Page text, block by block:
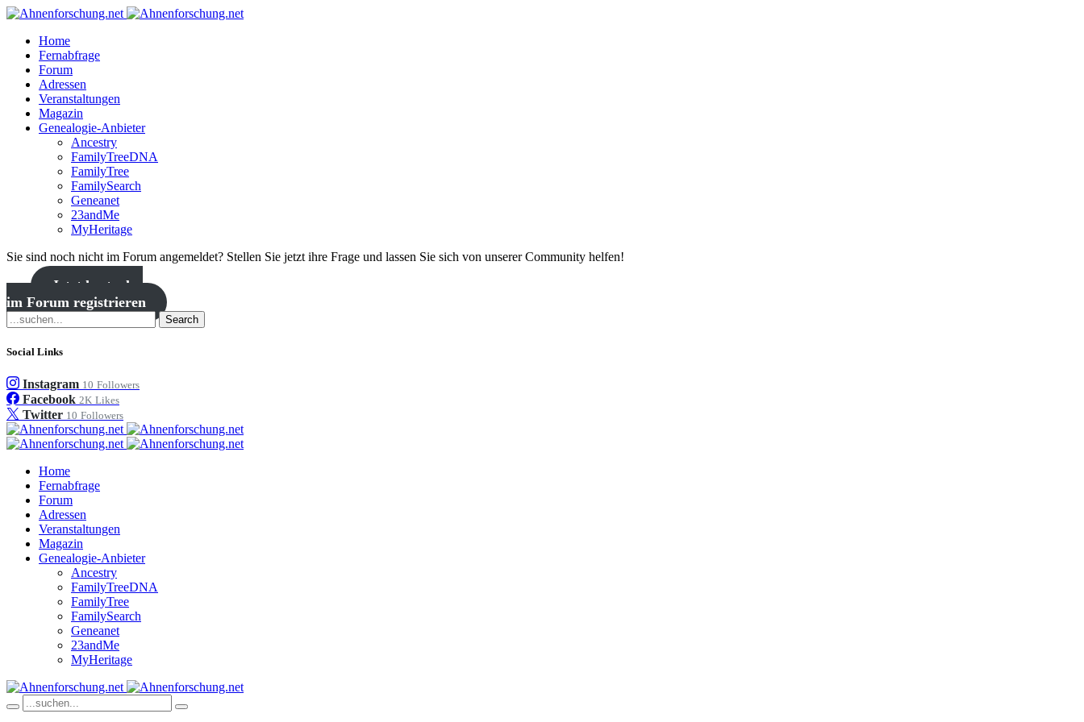
Home
Fernabfrage
Forum
Adressen
Veranstaltungen
Magazin
Genealogie-Anbieter
Ancestry
FamilyTreeDNA
FamilyTree
FamilySearch
Geneanet
23andMe
MyHeritage
Sie sind noch nicht im Forum angemeldet? Stellen Sie jetzt ihre Frage und lassen Sie sich von unserer Community helfen!
Jetzt kostenlos
im Forum registrieren
Search
Social Links
Instagram 10 Followers
Facebook 2K Likes
Twitter 10 Followers
Home
Fernabfrage
Forum
Adressen
Veranstaltungen
Magazin
Genealogie-Anbieter
Ancestry
FamilyTreeDNA
FamilyTree
FamilySearch
Geneanet
23andMe
MyHeritage